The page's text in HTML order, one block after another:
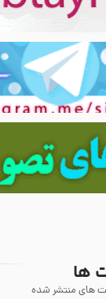
ها
های منتشر شده